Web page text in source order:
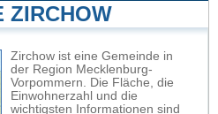
ZIRCHOW
Zirchow ist eine Gemeinde in
der Region Mecklenburg-
Vorpommern. Die Fläche, die
Einwohnerzahl und die
wichtigsten Informationen sind